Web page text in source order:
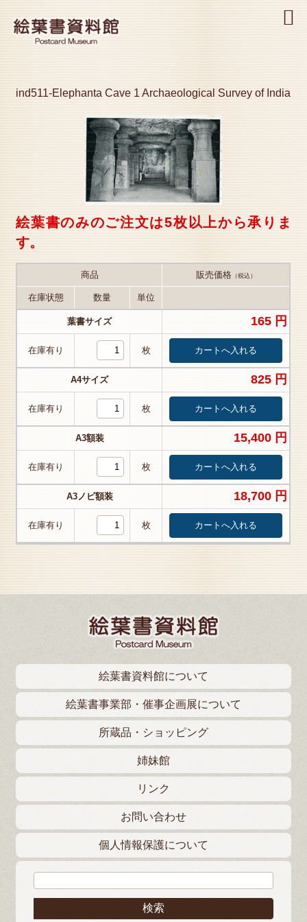
ind511-Elephanta Cave 1 Archaeological Survey of India
絵葉書のみのご注文は5枚以上から承りま
す。
商品 販売価格（税込）
在庫状態 数量 単位
葉書サイズ 165 円
在庫有り 枚
A4サイズ 825 円
在庫有り 枚
A3額装 15,400 円
在庫有り 枚
A3ノビ額装 18,700 円
在庫有り 枚
絵葉書資料館について
絵葉書事業部・催事企画展について
所蔵品・ショッピング
姉妹館
リンク
お問い合わせ
個人情報保護について